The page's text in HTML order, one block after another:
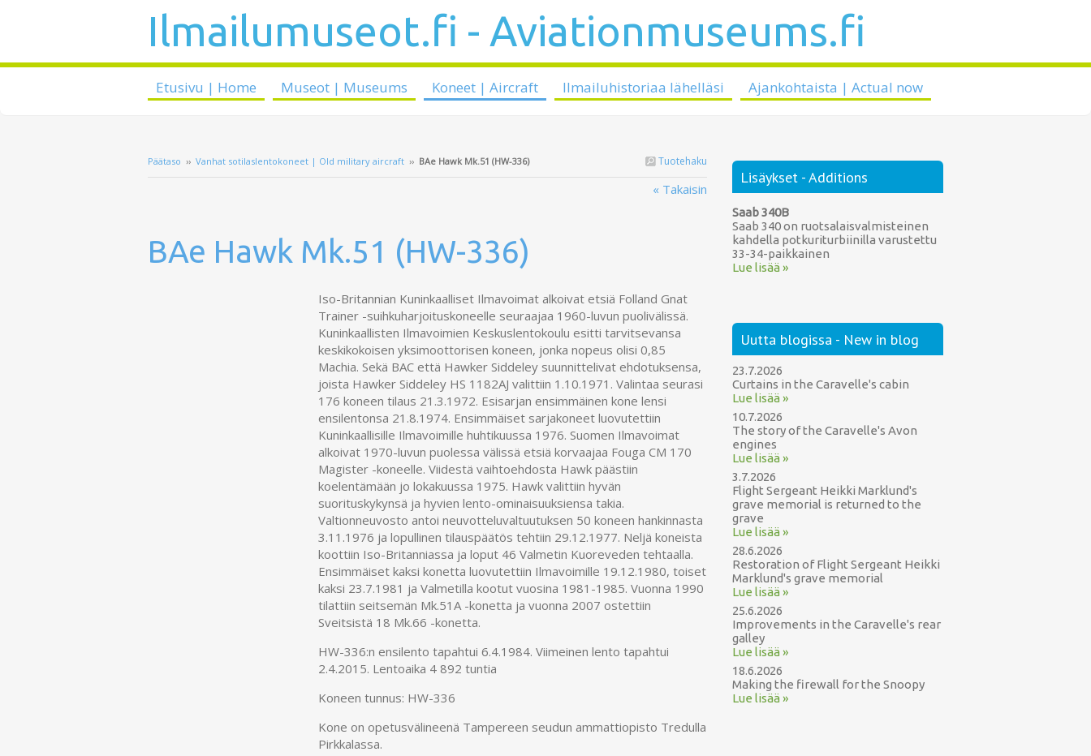
Ilmailumuseot.fi - Aviationmuseums.fi
Etusivu | Home Museot | Museums Koneet | Aircraft Ilmailuhistoriaa lähelläsi Ajankohtaista | Actual now
Tuotehaku
Päätaso ›› Vanhat sotilaslentokoneet | Old military aircraft ›› BAe Hawk Mk.51 (HW-336)
« Takaisin
BAe Hawk Mk.51 (HW-336)
Iso-Britannian Kuninkaalliset Ilmavoimat alkoivat etsiä Folland Gnat
Trainer -suihkuharjoituskoneelle seuraajaa 1960-luvun puolivälissä.
Kuninkaallisten Ilmavoimien Keskuslentokoulu esitti tarvitsevansa
keskikokoisen yksimoottorisen koneen, jonka nopeus olisi 0,85
Machia. Sekä BAC että Hawker Siddeley suunnittelivat ehdotuksensa,
joista Hawker Siddeley HS 1182AJ valittiin 1.10.1971. Valintaa seurasi
176 koneen tilaus 21.3.1972. Esisarjan ensimmäinen kone lensi
ensilentonsa 21.8.1974. Ensimmäiset sarjakoneet luovutettiin
Kuninkaallisille Ilmavoimille huhtikuussa 1976. Suomen Ilmavoimat
alkoivat 1970-luvun puolessa välissä etsiä korvaajaa Fouga CM 170
Magister -koneelle. Viidestä vaihtoehdosta Hawk päästiin
koelentämään jo lokakuussa 1975. Hawk valittiin hyvän
suorituskykynsä ja hyvien lento-ominaisuuksiensa takia.
Valtionneuvosto antoi neuvotteluvaltuutuksen 50 koneen hankinnasta
3.11.1976 ja lopullinen tilauspäätös tehtiin 29.12.1977. Neljä koneista
koottiin Iso-Britanniassa ja loput 46 Valmetin Kuoreveden tehtaalla.
Ensimmäiset kaksi konetta luovutettiin Ilmavoimille 19.12.1980, toiset
kaksi 23.7.1981 ja Valmetilla kootut vuosina 1981-1985. Vuonna 1990
tilattiin seitsemän Mk.51A -konetta ja vuonna 2007 ostettiin
Sveitsistä 18 Mk.66 -konetta.
HW-336:n ensilento tapahtui 6.4.1984. Viimeinen lento tapahtui
2.4.2015. Lentoaika 4 892 tuntia
Koneen tunnus: HW-336
Kone on opetusvälineenä Tampereen seudun ammattiopisto Tredulla
Pirkkalassa.
Lisäykset - Additions
Saab 340B
Saab 340 on ruotsalaisvalmisteinen
kahdella potkuriturbiinilla varustettu
33-34-paikkainen
Lue lisää »
Uutta blogissa - New in blog
23.7.2026
Curtains in the Caravelle's cabin
Lue lisää »
10.7.2026
The story of the Caravelle's Avon
engines
Lue lisää »
3.7.2026
Flight Sergeant Heikki Marklund's
grave memorial is returned to the
grave
Lue lisää »
28.6.2026
Restoration of Flight Sergeant Heikki
Marklund's grave memorial
Lue lisää »
25.6.2026
Improvements in the Caravelle's rear
galley
Lue lisää »
18.6.2026
Making the firewall for the Snoopy
Lue lisää »